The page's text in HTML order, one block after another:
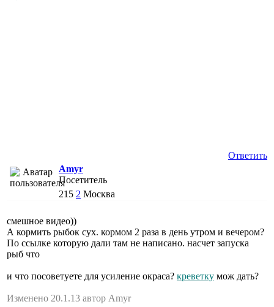
Ответить
Amyr
Посетитель
215 2 Москва
смешное видео))
А кормить рыбок сух. кормом 2 раза в день утром и вечером?
По ссылке которую дали там не написано. насчет запуска
рыб что
и что посоветуете для усиление окраса? креветку мож дать?
Изменено 20.1.13 автор Amyr